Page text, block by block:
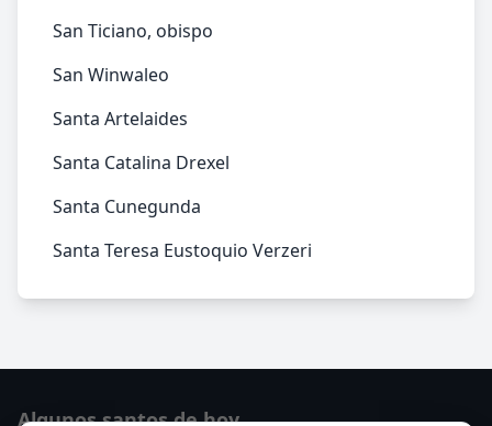
San Ticiano, obispo
San Winwaleo
Santa Artelaides
Santa Catalina Drexel
Santa Cunegunda
Santa Teresa Eustoquio Verzeri
Algunos santos de hoy